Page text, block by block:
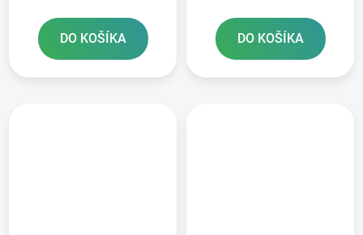
DO KOŠÍKA DO KOŠÍKA